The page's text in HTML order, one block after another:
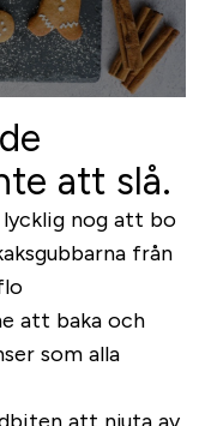
att slå.
lycklig nog att bo
från
att baka och
som alla
att njuta av